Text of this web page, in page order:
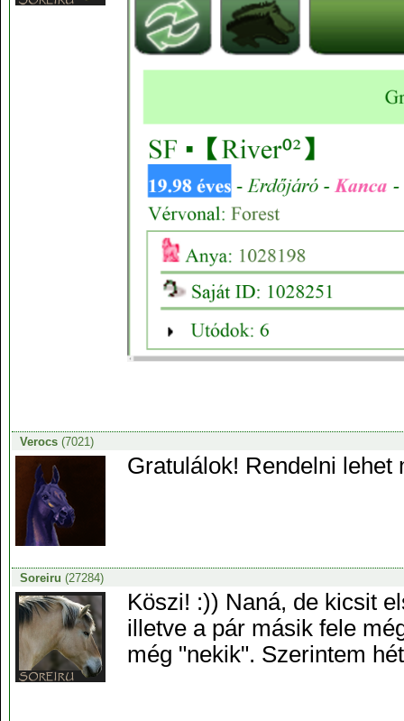
Verocs(7021)
Gratulálok! Rendelni lehet
Soreiru (27284)
Köszi! :)) Naná, de kicsit
illetve a pár másik fele
még "nekik". Szerintem